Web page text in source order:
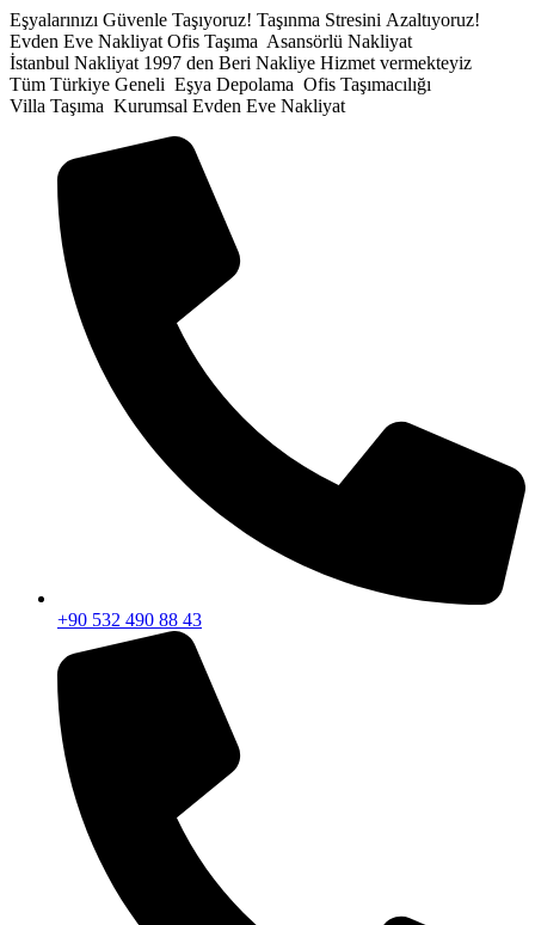
İçeriğe
atla
Eşyalarınızı Güvenle Taşıyoruz! Taşınma Stresini Azaltıyoruz!
Evden Eve Nakliyat Ofis Taşıma Asansörlü Nakliyat
İstanbul Nakliyat 1997 den Beri Nakliye Hizmet vermekteyiz
Tüm Türkiye Geneli Eşya Depolama Ofis Taşımacılığı
Villa Taşıma Kurumsal Evden Eve Nakliyat
+90 532 490 88 43